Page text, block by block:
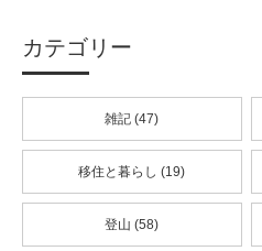
カテゴリー
雑記 (47)
移住と暮らし (19)
登山 (58)